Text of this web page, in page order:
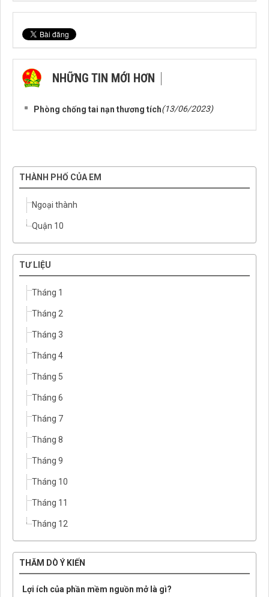
NHỮNG TIN MỚI HƠN
Phòng chống tai nạn thương tích(13/06/2023)
THÀNH PHỐ CỦA EM
Ngoại thành
Quận 10
TƯ LIỆU
Tháng 1
Tháng 2
Tháng 3
Tháng 4
Tháng 5
Tháng 6
Tháng 7
Tháng 8
Tháng 9
Tháng 10
Tháng 11
Tháng 12
THĂM DÒ Ý KIẾN
Lợi ích của phần mềm nguồn mở là gì?